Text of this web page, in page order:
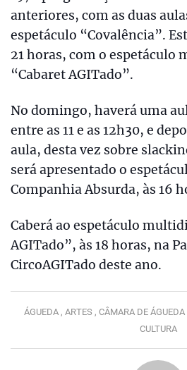
anteriores, com as duas
espetáculo “Covalência”.
21 horas, com o
“Cabaret AGITado”.
No domingo, haverá uma
entre as 11 e as 12h30, e
aula, desta vez sobre
será apresentado o
Companhia Absurda, às 16
Caberá ao espetáculo
AGITado”, às 18 horas, na
CircoAGITado deste ano.
ÁGUEDA , ARTES , CÂMARA DE ÁGUEDA
CULTURA